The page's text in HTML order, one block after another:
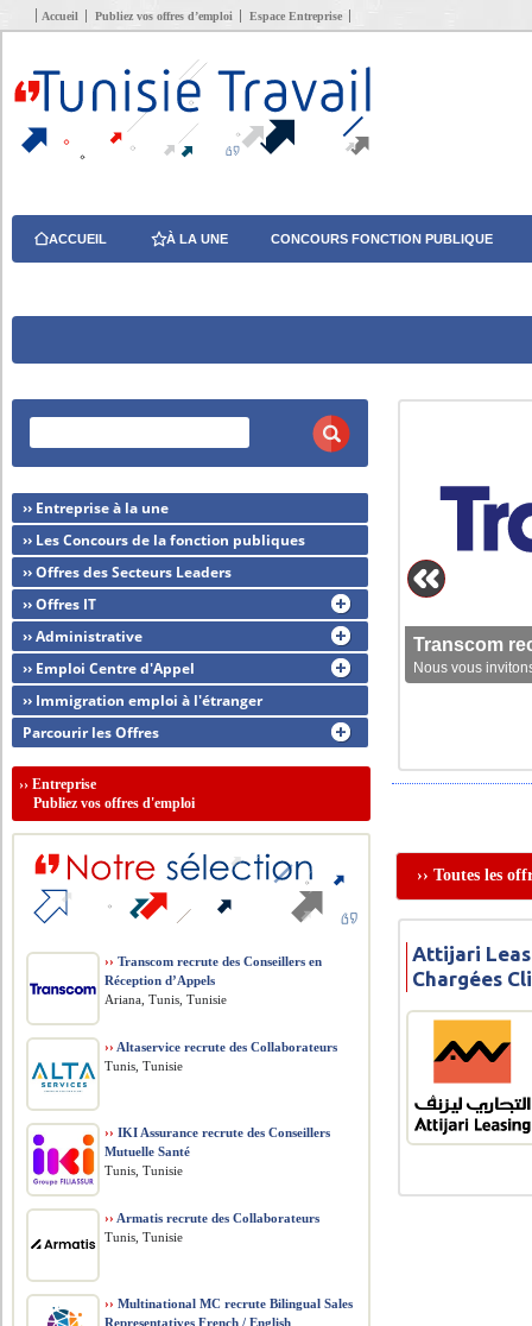
Accueil Publiez vos offres d’emploi Espace Entreprise
ACCUEIL À LA UNE CONCOURS FONCTION PUBLIQUE
Transcom
Nous vous
›› Toutes les
Attijari
Chargées
›› Entreprise à la une
›› Les Concours de la fonction publiques
›› Offres des Secteurs Leaders
›› Offres IT
›› Administrative
›› Emploi Centre d'Appel
›› Immigration emploi à l'étranger
Parcourir les Offres
››Entreprise
Publiez vos offres d'emploi
›› Transcom recrute des Conseillers en
Réception d’Appels
Ariana, Tunis, Tunisie
›› Altaservice recrute des Collaborateurs
Tunis, Tunisie
›› IKI Assurance recrute des Conseillers
Mutuelle Santé
Tunis, Tunisie
›› Armatis recrute des Collaborateurs
Tunis, Tunisie
›› Multinational MC recrute Bilingual Sales
Representatives French / English